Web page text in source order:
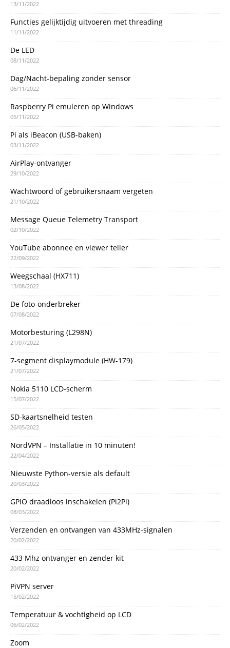
13/11/2022
Functies gelijktijdig uitvoeren met threading
11/11/2022
De LED
08/11/2022
Dag/Nacht-bepaling zonder sensor
06/11/2022
Raspberry Pi emuleren op Windows
05/11/2022
Pi als iBeacon (USB-baken)
03/11/2022
AirPlay-ontvanger
29/10/2022
Wachtwoord of gebruikersnaam vergeten
21/10/2022
Message Queue Telemetry Transport
02/10/2022
YouTube abonnee en viewer teller
22/09/2022
Weegschaal (HX711)
13/08/2022
De foto-onderbreker
07/08/2022
Motorbesturing (L298N)
21/07/2022
7-segment displaymodule (HW-179)
21/07/2022
Nokia 5110 LCD-scherm
15/07/2022
SD-kaartsnelheid testen
26/05/2022
NordVPN – Installatie in 10 minuten!
22/04/2022
Nieuwste Python-versie als default
20/03/2022
GPIO draadloos inschakelen (Pi2Pi)
08/03/2022
Verzenden en ontvangen van 433MHz-signalen
20/02/2022
433 Mhz ontvanger en zender kit
20/02/2022
PiVPN server
15/02/2022
Temperatuur & vochtigheid op LCD
06/02/2022
Zoom